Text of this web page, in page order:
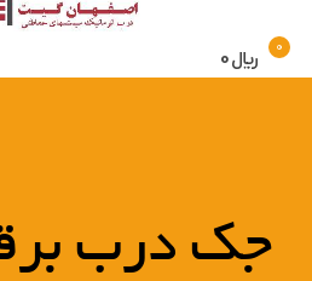
0 ﷼0
جک درب